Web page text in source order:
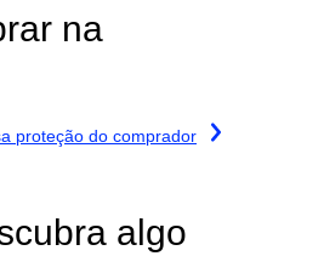
na
proteção do comprador
algo